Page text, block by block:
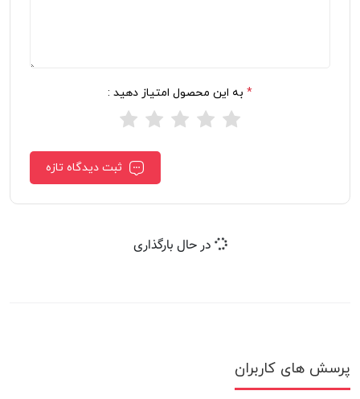
* به این محصول امتیاز دهید :
در حال بارگذاری
پرسش های کاربران